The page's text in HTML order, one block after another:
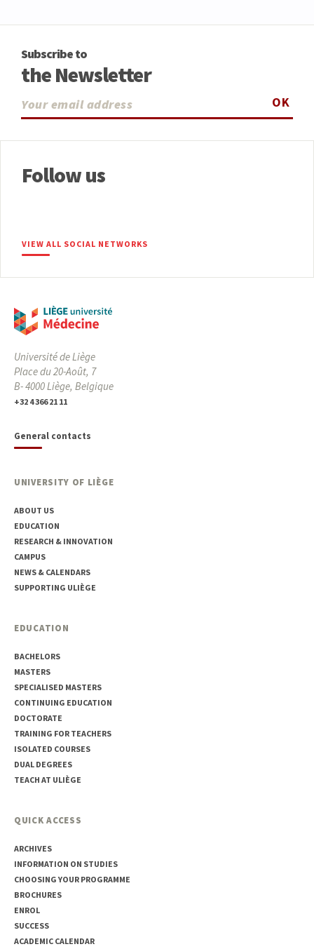
Subscribe to
the Newsletter
OK
Follow us
VIEW ALL SOCIAL NETWORKS
Université de Liège
Place du 20-Août, 7
B- 4000 Liège, Belgique
+32 4 366 21 11
General contacts
UNIVERSITY OF LIÈGE
ABOUT US
EDUCATION
RESEARCH & INNOVATION
CAMPUS
NEWS & CALENDARS
SUPPORTING ULIÈGE
EDUCATION
BACHELORS
MASTERS
SPECIALISED MASTERS
CONTINUING EDUCATION
DOCTORATE
TRAINING FOR TEACHERS
ISOLATED COURSES
DUAL DEGREES
TEACH AT ULIÈGE
QUICK ACCESS
ARCHIVES
INFORMATION ON STUDIES
CHOOSING YOUR PROGRAMME
BROCHURES
ENROL
SUCCESS
ACADEMIC CALENDAR